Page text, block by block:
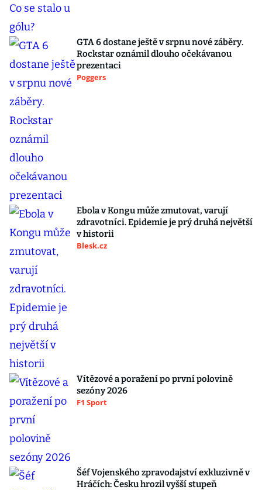
GTA 6 dostane ještě v srpnu nové záběry.
Rockstar oznámil dlouho očekávanou
prezentaci
Poggers
Ebola v Kongu může zmutovat, varují
zdravotníci. Epidemie je prý druhá největší
v historii
Blesk.cz
Vítězové a poražení po první polovině
sezóny 2026
F1 Sport
Šéf Vojenského zpravodajství exkluzivně v
Hráčích: Česku hrozil vyšší stupeň